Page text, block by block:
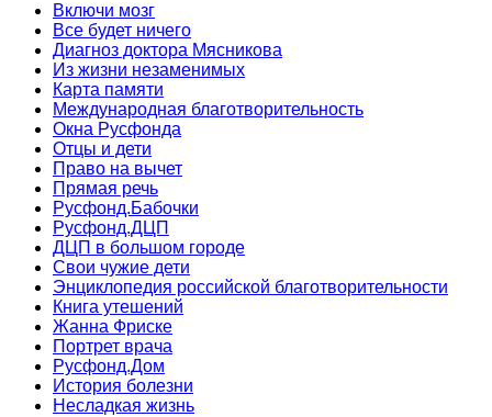
Включи мозг
Все будет ничего
Диагноз доктора Мясникова
Из жизни незаменимых
Карта памяти
Международная благотворительность
Окна Русфонда
Отцы и дети
Право на вычет
Прямая речь
Русфонд.Бабочки
Русфонд.ДЦП
ДЦП в большом городе
Свои чужие дети
Энциклопедия российской благотворительности
Книга утешений
Жанна Фриске
Портрет врача
Русфонд.Дом
История болезни
Несладкая жизнь